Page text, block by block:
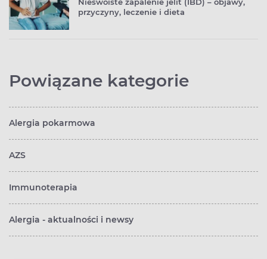
Nieswoiste zapalenie jelit (IBD) – objawy,
przyczyny, leczenie i dieta
Powiązane kategorie
Alergia pokarmowa
AZS
Immunoterapia
Alergia - aktualności i newsy